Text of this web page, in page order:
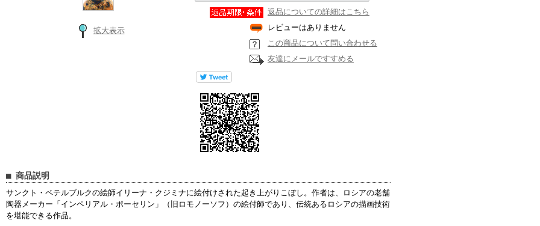
拡大表示
返品についての詳細はこちら
レビューはありません
この商品について問い合わせる
友達にメールですすめる
■ 商品説明
サンクト・ペテルブルクの絵師イリーナ・クジミナに絵付けされた起き上がりこぼし。作者は、ロシアの老舗
陶器メーカー「インペリアル・ポーセリン」（旧ロモノーソフ）の絵付師であり、伝統あるロシアの描画技術
を堪能できる作品。